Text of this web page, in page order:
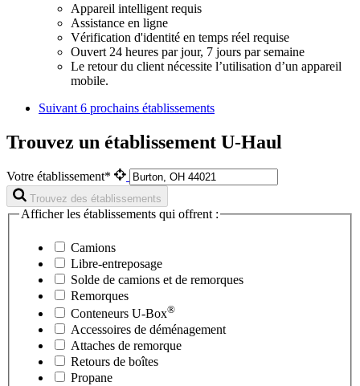
Appareil intelligent requis
Assistance en ligne
Vérification d'identité en temps réel requise
Ouvert 24 heures par jour, 7 jours par semaine
Le retour du client nécessite l’utilisation d’un appareil
mobile.
Suivant 6 prochains établissements
Trouvez un établissement U-Haul
Votre établissement*
Trouvez des établissements
Afficher les établissements qui offrent :
Camions
Libre-entreposage
Solde de camions et de remorques
Remorques
Conteneurs U-Box®
Accessoires de déménagement
Attaches de remorque
Retours de boîtes
Propane